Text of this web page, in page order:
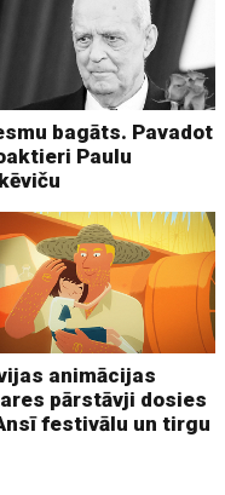
bagāts. Pavadot
Paulu
animācijas
pārstāvji dosies
festivālu un tirgu